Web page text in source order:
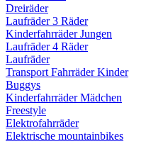
Dreiräder
Laufräder 3 Räder
Kinderfahrräder Jungen
Laufräder 4 Räder
Laufräder
Transport Fahrräder Kinder
Buggys
Kinderfahrräder Mädchen
Freestyle
Elektrofahrräder
Elektrische mountainbikes